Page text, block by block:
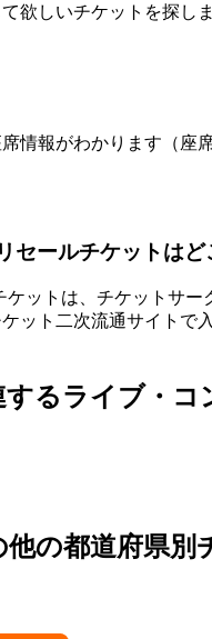
欲しいチケットを探しま
情報がわかります（
ールチケットはど
ットは、チケットサ
ット二次流通サイト
るライブ・コ
の都道府県別